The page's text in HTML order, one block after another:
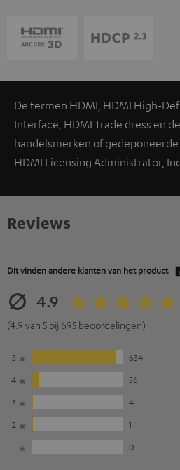
De termen HDMI, HDMI High-
Interface, HDMI Trade dress en
handelsmerken of
HDMI Licensing Administrator,
Reviews
Dit vinden andere klanten van het product
4.9
(4.9 van 5 bij 695 beoordelingen)
5
634
4
56
3
4
2
1
1
0